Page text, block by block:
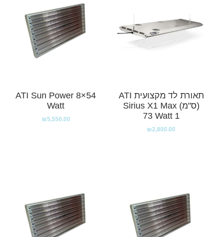
תאורת לד מקצועית ATI
(ס"מ) Sirius X1 Max
73 Watt 1
₪2,800.00
ATI Sun Power 8×54
Watt
₪5,550.00